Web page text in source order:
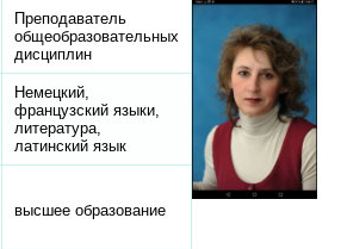
Преподаватель
общеобразовательных
дисциплин
Немецкий,
французский языки,
литература,
латинский язык
высшее образование